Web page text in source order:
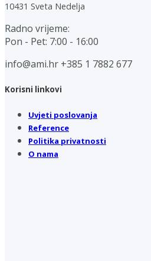
10431 Sveta Nedelja
Radno vrijeme:
Pon - Pet: 7:00 - 16:00
info@ami.hr +385 1 7882 677
Korisni linkovi
Uvjeti poslovanja
Reference
Politika privatnosti
O nama